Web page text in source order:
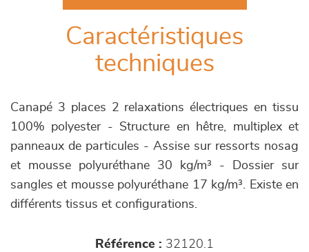
Caractéristiques
techniques
Canapé 3 places 2 relaxations électriques en tissu
100% polyester - Structure en hêtre, multiplex et
panneaux de particules - Assise sur ressorts nosag
et mousse polyuréthane 30 kg/m³ - Dossier sur
sangles et mousse polyuréthane 17 kg/m³. Existe en
différents tissus et configurations.
Référence : 32120.1